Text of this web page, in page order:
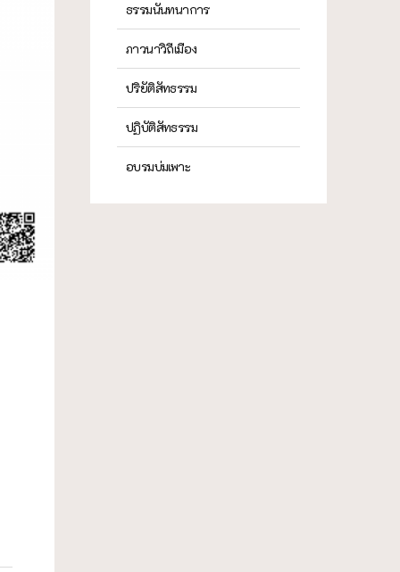
ธรรมนันทนาการ
ภาวนาวิถีเมือง
ปริยัติสัทธรรม
ปฏิบัติสัทธรรม
อบรมบ่มเพาะ